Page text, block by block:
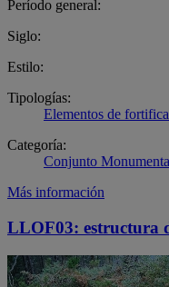
Período general:
Siglo:
Estilo:
Tipologías:
Elementos de
Categoría:
Conjunto
Más información
LLOF03: estructura